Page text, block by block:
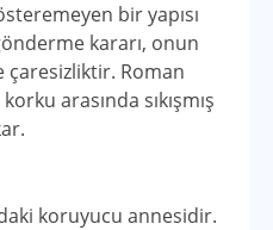
bir yapısı
kararı, onun
çaresizliktir. Roman
arasında sıkışmış
koruyucu annesidir.